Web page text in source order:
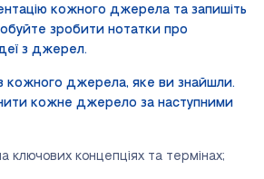
кожного джерела та запишіть
зробити нотатки про
з джерел.
кожного джерела, яке ви знайшли.
кожне джерело за наступними
ключових концепціях та термінах;